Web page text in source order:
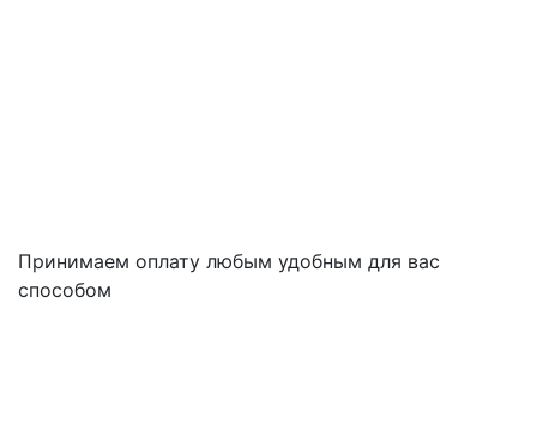
Принимаем оплату любым удобным для вас
способом